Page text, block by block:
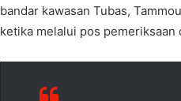
bandar kawasan Tubas,
ketika melalui pos pemeriksaan